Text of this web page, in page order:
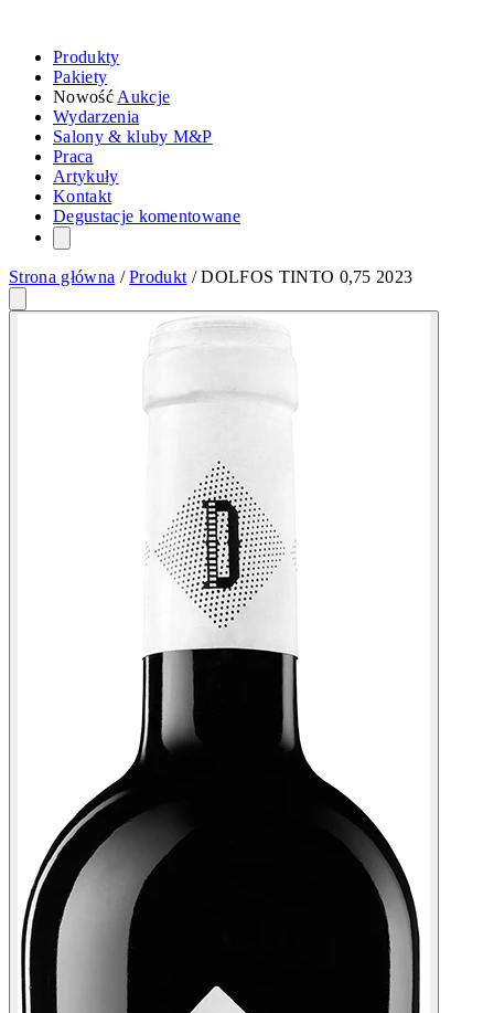
Produkty
Pakiety
Nowość Aukcje
Wydarzenia
Salony & kluby M&P
Praca
Artykuły
Kontakt
Degustacje komentowane
Strona główna /Produkt /DOLFOS TINTO 0,75 2023